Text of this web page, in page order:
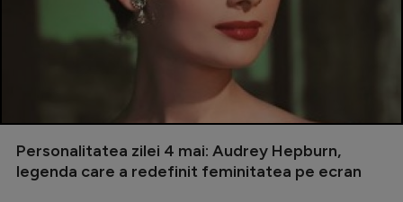
Personalitatea zilei 4 mai: Audrey Hepburn,
legenda care a redefinit feminitatea pe ecran